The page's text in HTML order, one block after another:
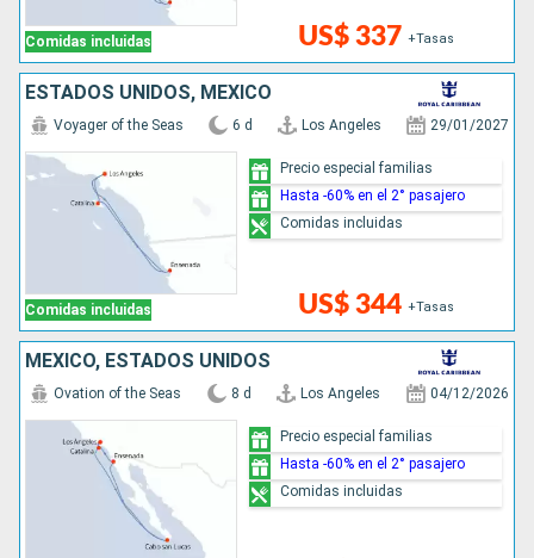
Comidas incluidas US$ 337 +Tasas
ESTADOS UNIDOS, MÉXICO
Comidas incluidas
Voyager of the Seas 6 d Los Angeles 29/01/2027
US$ 344 +Tasas
Precio especial familias
Hasta -60% en el 2° pasajero
Comidas incluidas
MÉXICO, ESTADOS UNIDOS
Ovation of the Seas 8 d Los Angeles 04/12/2026
Precio especial familias
Hasta -60% en el 2° pasajero
Comidas incluidas